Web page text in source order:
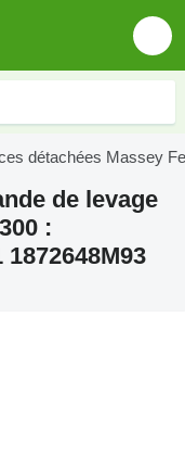
détachées Massey
de levage
:
1872648M93